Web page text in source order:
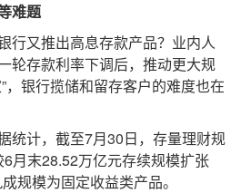
难题
又推出高息存款产品？业内人
轮存款利率下调后，推动更大规
，银行揽储和留存客户的难度也在
计，截至7月30日，存量理财规
月末28.52万亿元存续规模扩张
规模为固定收益类产品。